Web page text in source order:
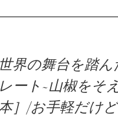
世界の舞台を踏
レート~山椒をそ
］/お手軽だけ